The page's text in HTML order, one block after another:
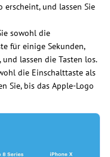
erscheint, und lassen Sie
sowohl die
für einige Sekunden,
lassen die Tasten los.
die Einschalttaste als
Sie, bis das Apple-Logo